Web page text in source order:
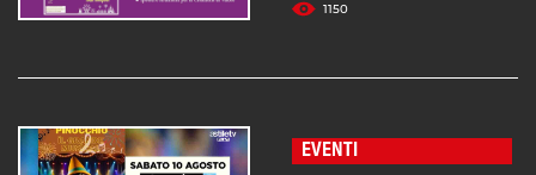
1150
EVENTI